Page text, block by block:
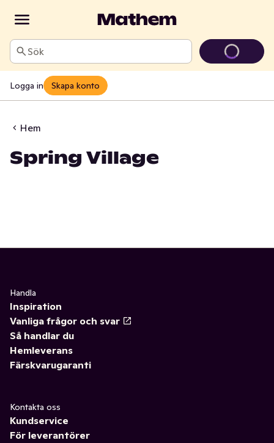
Sök
Logga in Skapa konto
Hem
Spring Village
Handla
Inspiration
Vanliga frågor och svar
Så handlar du
Hemleverans
Färskvarugaranti
Kontakta oss
Kundservice
För leverantörer